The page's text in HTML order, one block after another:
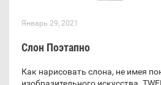
Январь 29, 2021
Слон Поэтапно
Как нарисовать слона, не имея